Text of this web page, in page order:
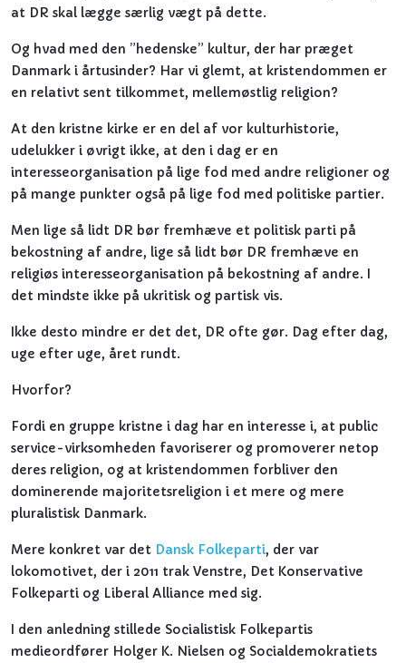
at DR skal lægge særlig vægt på dette.
Og hvad med den ”hedenske” kultur, der har præget
Danmark i årtusinder? Har vi glemt, at kristendommen er
en relativt sent tilkommet, mellemøstlig religion?
At den kristne kirke er en del af vor kulturhistorie,
udelukker i øvrigt ikke, at den i dag er en
interesseorganisation på lige fod med andre religioner og
på mange punkter også på lige fod med politiske partier.
Men lige så lidt DR bør fremhæve et politisk parti på
bekostning af andre, lige så lidt bør DR fremhæve en
religiøs interesseorganisation på bekostning af andre. I
det mindste ikke på ukritisk og partisk vis.
Ikke desto mindre er det det, DR ofte gør. Dag efter dag,
uge efter uge, året rundt.
Hvorfor?
Fordi en gruppe kristne i dag har en interesse i, at public
service-virksomheden favoriserer og promoverer netop
deres religion, og at kristendommen forbliver den
dominerende majoritetsreligion i et mere og mere
pluralistisk Danmark.
Mere konkret var det Dansk Folkeparti, der var
lokomotivet, der i 2011 trak Venstre, Det Konservative
Folkeparti og Liberal Alliance med sig.
I den anledning stillede Socialistisk Folkepartis
medieordfører Holger K. Nielsen og Socialdemokratiets